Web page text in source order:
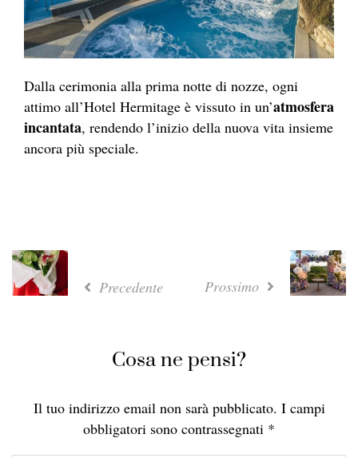
Dalla cerimonia alla prima notte di nozze, ogni
attimo all’Hotel Hermitage è vissuto in un’atmosfera
incantata, rendendo l’inizio della nuova vita insieme
ancora più speciale.
Precedente Prossimo
Cosa ne pensi?
Il tuo indirizzo email non sarà pubblicato. I campi
obbligatori sono contrassegnati *